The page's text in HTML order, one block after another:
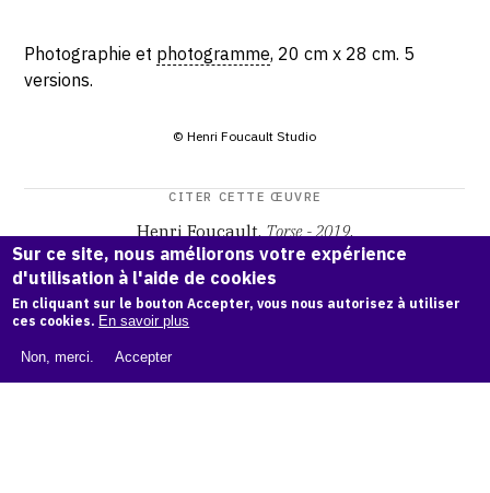
Photographie et photogramme, 20 cm x 28 cm. 5
versions.
© Henri Foucault Studio
CITER CETTE ŒUVRE
Henri Foucault, Torse - 2019.
Catalogue raisonné Henri Foucault, OAM.ark:38997/o177
zh
COPIER LA CITATION
Sur ce site, nous améliorons votre expérience
d'utilisation à l'aide de cookies
En cliquant sur le bouton Accepter, vous nous autorisez à utiliser
ces cookies. En savoir plus
Non, merci. Accepter